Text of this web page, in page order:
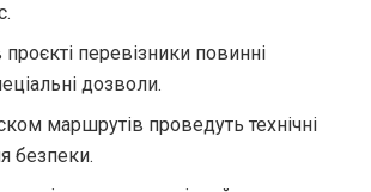
проєкті перевізники повинні
дозволи.
маршрутів проведуть технічні
безпеки.